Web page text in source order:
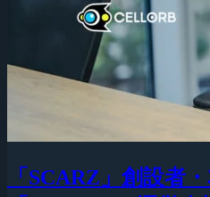
「SCARZ」創設者